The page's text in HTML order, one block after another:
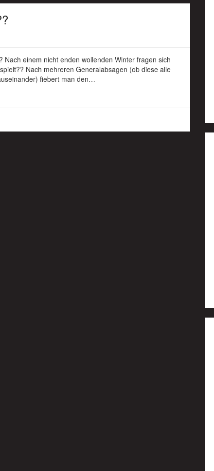
Nach einem nicht enden wollenden Winter fragen sich
Nach mehreren Generalabsagen (ob diese alle
fiebert man den…